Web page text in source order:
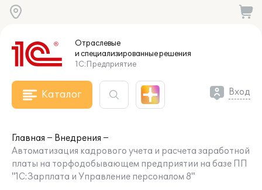
Отраслевые
и специализированныерешения
1С:Предприятие
Каталог Вход
Главная
Внедрения
Автоматизация кадрового учета и расчета заработной
платы на торфодобывающем предприятии на базе ПП
"1С:Зарплата и Управление персоналом 8"